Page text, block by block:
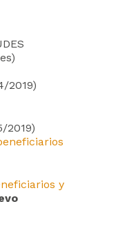
2019)
2019)
y